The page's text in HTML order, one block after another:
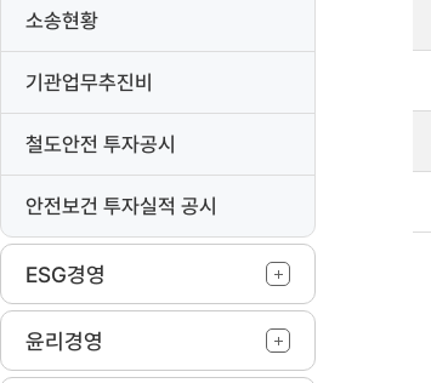
소송현황
기관업무추진비
철도안전 투자공시
안전보건 투자실적 공시
ESG경영
윤리경영
다